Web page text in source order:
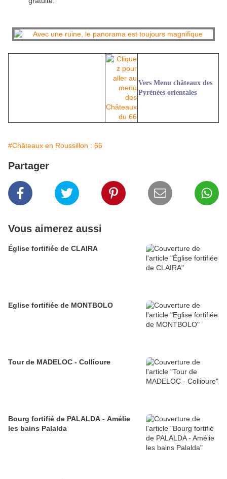
Vers Menu châteaux des
Pyrénées orientales
#Châteaux en Roussillon : 66
Partager
Vous aimerez aussi
Église fortifiée de CLAIRA
Eglise fortifiée de MONTBOLO
Tour de MADELOC - Collioure
Bourg fortifié de PALALDA - Amélie
les bains Palalda